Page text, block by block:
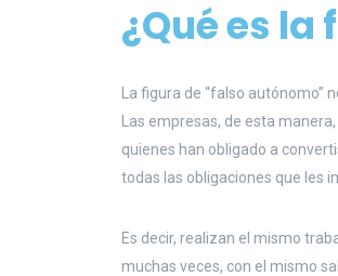
¿Qué es
La figura de “falso
Las empresas, de esta
quienes han obligado a
todas las obligaciones que les
Es decir, realizan el mismo
muchas veces, con el mismo